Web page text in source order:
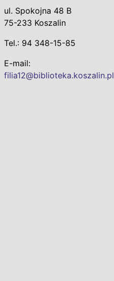
ul. Spokojna 48 B
75-233 Koszalin
Tel.: 94 348-15-85
E-mail:
filia12@biblioteka.koszalin.pl